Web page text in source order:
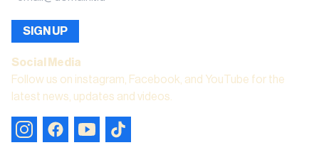
SIGN UP
Social Media
Follow us on instagram, Facebook, and YouTube for the
latest news, updates and videos.